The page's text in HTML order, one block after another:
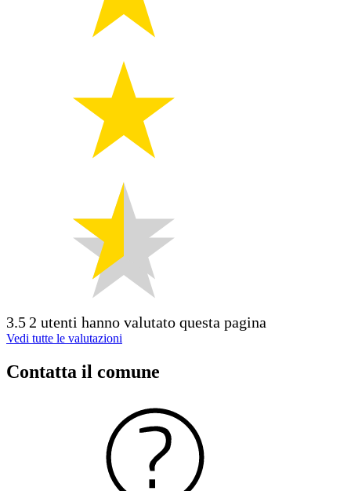
3.5 2 utenti hanno valutato questa pagina
Vedi tutte le valutazioni
Contatta il comune